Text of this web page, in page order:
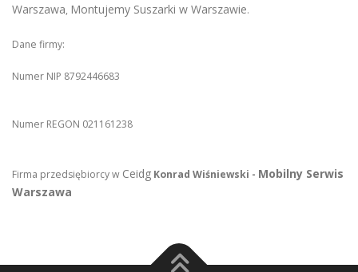
Warszawa, Montujemy Suszarki w Warszawie.
Dane firmy:
Numer NIP 8792446683
Numer REGON 021161238
Firma przedsiębiorcy w Ceidg Konrad Wiśniewski - Mobilny Serwis
Warszawa